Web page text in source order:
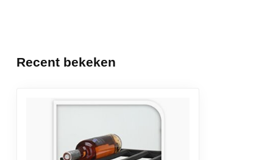
Recent bekeken